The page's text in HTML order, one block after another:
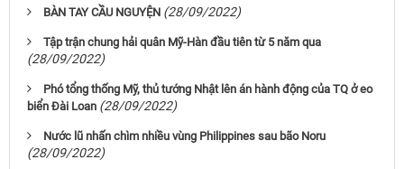
BÀN TAY CẦU NGUYỆN (28/09/2022)
Tập trận chung hải quân Mỹ-Hàn đầu tiên từ 5 năm qua
(28/09/2022)
Phó tổng thống Mỹ, thủ tướng Nhật lên án hành động của TQ ở eo
biển Đài Loan (28/09/2022)
Nước lũ nhấn chìm nhiều vùng Philippines sau bão Noru
(28/09/2022)